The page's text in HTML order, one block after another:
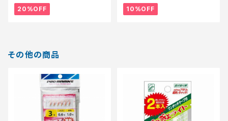
20%OFF 10%OFF
その他の商品